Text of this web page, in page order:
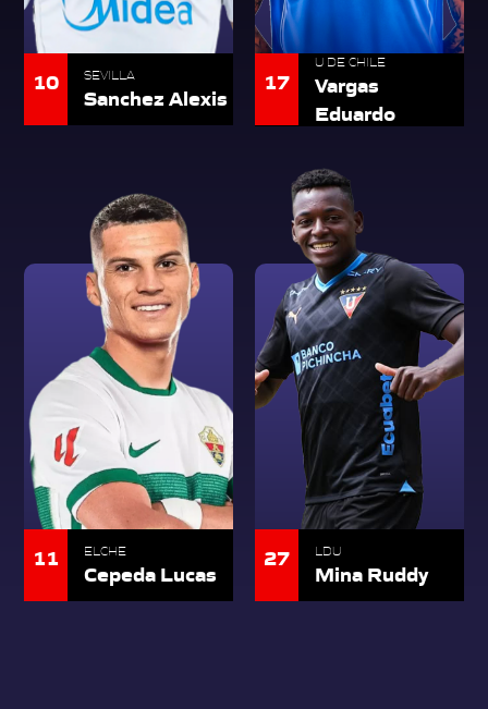
10 SEVILLA
Sanchez Alexis
17
U DE CHILE
Vargas
Eduardo
11 ELCHE
Cepeda Lucas
27 LDU
Mina Ruddy